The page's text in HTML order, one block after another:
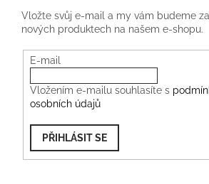
Vložte svůj e-mail a my vám budeme
nových produktech na našem e-shopu.
E-mail
Vložením e-mailu souhlasíte s
osobních údajů
PŘIHLÁSIT SE